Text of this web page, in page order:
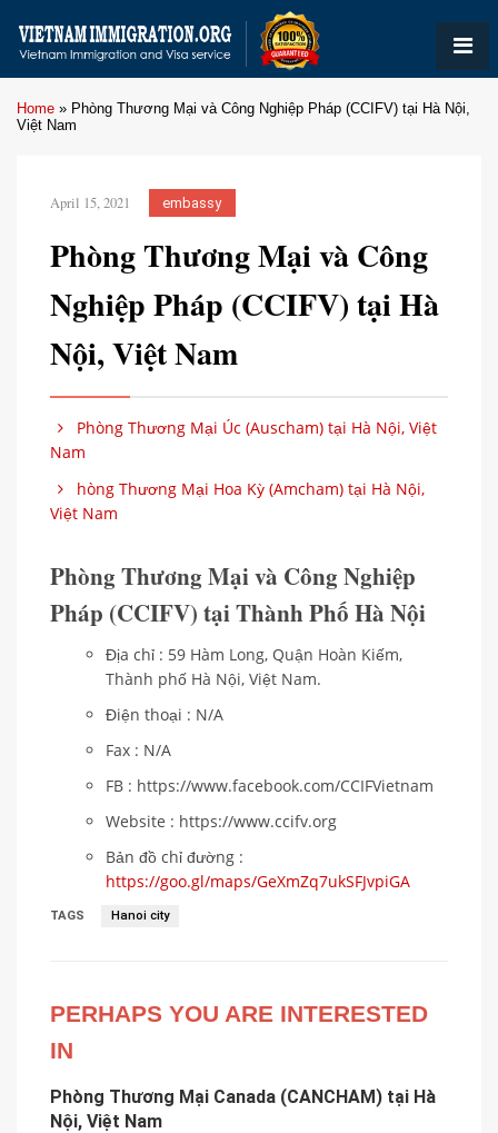
Home » Phòng Thương Mại và Công Nghiệp Pháp (CCIFV) tại Hà Nội,
Việt Nam
April 15, 2021 embassy
Phòng Thương Mại và Công
Nghiệp Pháp (CCIFV) tại Hà
Nội, Việt Nam
Phòng Thương Mại Úc (Auscham) tại Hà Nội, Việt
Nam
hòng Thương Mại Hoa Kỳ (Amcham) tại Hà Nội,
Việt Nam
Phòng Thương Mại và Công Nghiệp
Pháp (CCIFV) tại Thành Phố Hà Nội
Địa chỉ : 59 Hàm Long, Quận Hoàn Kiếm,
Thành phố Hà Nội, Việt Nam.
Điện thoại : N/A
Fax : N/A
FB : https://www.facebook.com/CCIFVietnam
Website : https://www.ccifv.org
Bản đồ chỉ đường :
https://goo.gl/maps/GeXmZq7ukSFJvpiGA
TAGS Hanoi city
PERHAPS YOU ARE INTERESTED
IN
Phòng Thương Mại Canada (CANCHAM) tại Hà
Nội, Việt Nam